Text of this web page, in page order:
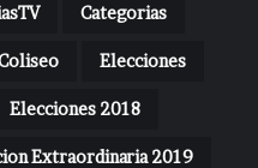
Categorias
Elecciones
Elecciones 2018
Extraordinaria 2019